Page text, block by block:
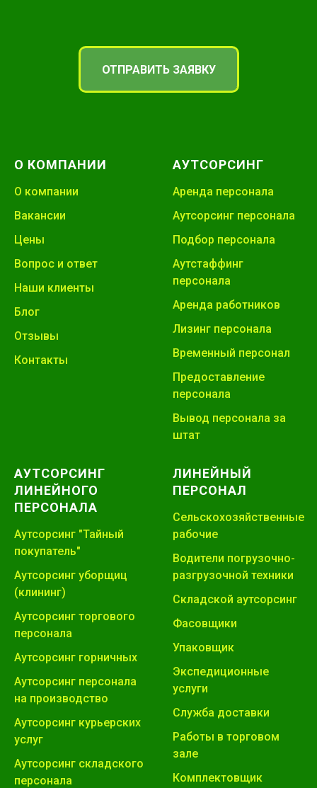
ОТПРАВИТЬ ЗАЯВКУ
О КОМПАНИИ
О компании
Вакансии
Цены
Вопрос и ответ
Наши клиенты
Блог
Отзывы
Контакты
АУТСОРСИНГ
Аренда персонала
Аутсорсинг персонала
Подбор персонала
Аутстаффинг
персонала
Аренда работников
Лизинг персонала
Временный персонал
Предоставление
персонала
Вывод персонала за
штат
АУТСОРСИНГ
ЛИНЕЙНОГО
ПЕРСОНАЛА
Аутсорсинг "Тайный
покупатель"
Аутсорсинг уборщиц
(клининг)
Аутсорсинг торгового
персонала
Аутсорсинг горничных
Аутсорсинг персонала
на производство
Аутсорсинг курьерских
услуг
Аутсорсинг складского
персонала
ЛИНЕЙНЫЙ
ПЕРСОНАЛ
Сельскохозяйственные
рабочие
Водители погрузочно-
разгрузочной техники
Складской аутсорсинг
Фасовщики
Упаковщик
Экспедиционные
услуги
Служба доставки
Работы в торговом
зале
Комплектовщик